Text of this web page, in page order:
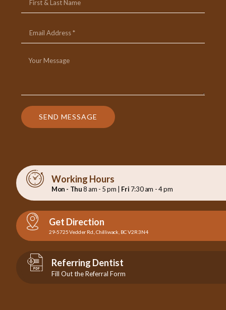
SEND MESSAGE
Working Hours
Mon - Thu8 am - 5 pm | Fri 7:30 am - 4 pm
Get Direction
29-5725 Vedder Rd., Chilliwack, BC V2R 3N4
Referring Dentist
Fill Out the Referral Form